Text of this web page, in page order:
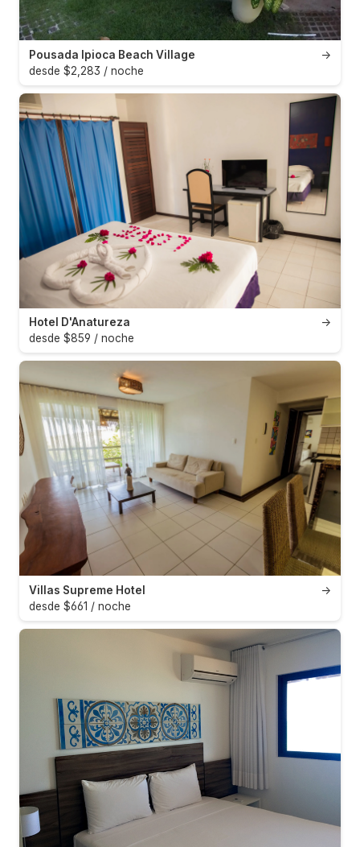
→
Pousada Ipioca Beach Village
desde $2,283 / noche
→
Hotel D'Anatureza
desde $859 / noche
→
Villas Supreme Hotel
desde $661 / noche